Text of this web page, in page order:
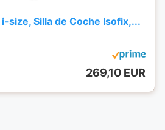
size, Silla de Coche Isofix,...
269,10 EUR